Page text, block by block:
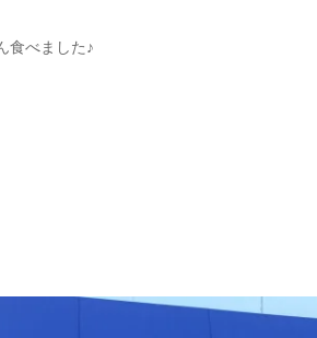
食べました♪